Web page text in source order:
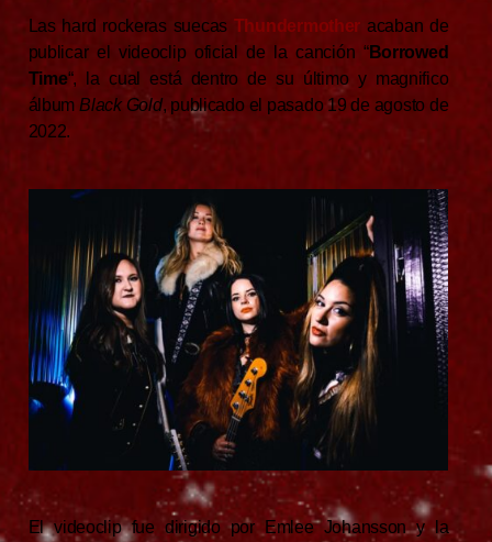
Las hard rockeras suecas Thundermother acaban de
publicar el videoclip oficial de la canción “Borrowed
Time“, la cual está dentro de su último y magnifico
álbumBlack Gold, publicado el pasado 19 de agosto de
2022.
El videoclip fue dirigido por Emlee Johansson y la